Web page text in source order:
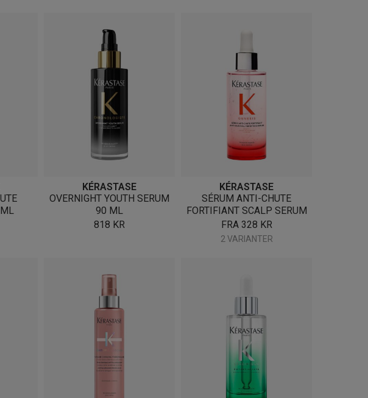
KÉRASTASE
OVERNIGHT YOUTH SERUM
90 ML
818 KR
KÉRASTASE
SÉRUM ANTI-CHUTE
FORTIFIANT SCALP SERUM
FRA 328 KR
2 VARIANTER